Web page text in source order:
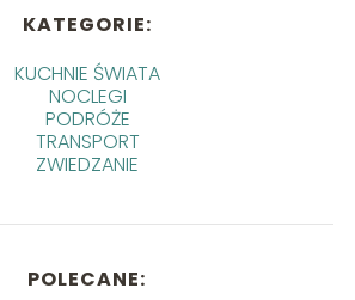
KATEGORIE:
KUCHNIE ŚWIATA
NOCLEGI
PODRÓŻE
TRANSPORT
ZWIEDZANIE
POLECANE: